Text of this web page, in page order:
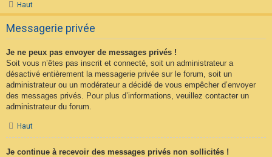
Haut
Messagerie privée
Je ne peux pas envoyer de messages privés !
Soit vous n’êtes pas inscrit et connecté, soit un administrateur a
désactivé entièrement la messagerie privée sur le forum, soit un
administrateur ou un modérateur a décidé de vous empêcher d’envoyer
des messages privés. Pour plus d’informations, veuillez contacter un
administrateur du forum.
Haut
Je continue à recevoir des messages privés non sollicités !